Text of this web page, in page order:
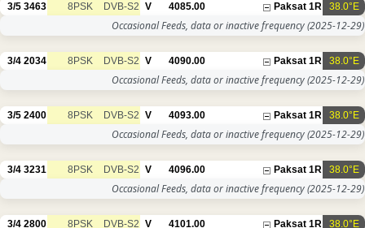
38.0°E
Paksat 1R
4085.00
V
DVB-S2
8PSK
3463
3/5
Occasional Feeds, data or inactive frequency(2025-12-29)
38.0°E
Paksat 1R
4090.00
V
DVB-S2
8PSK
2034
3/4
Occasional Feeds, data or inactive frequency(2025-12-29)
38.0°E
Paksat 1R
4093.00
V
DVB-S2
8PSK
2400
3/5
Occasional Feeds, data or inactive frequency(2025-12-29)
38.0°E
Paksat 1R
4096.00
V
DVB-S2
8PSK
3231
3/4
Occasional Feeds, data or inactive frequency(2025-12-29)
38.0°E
Paksat 1R
4101.00
V
DVB-S2
8PSK
2800
3/4